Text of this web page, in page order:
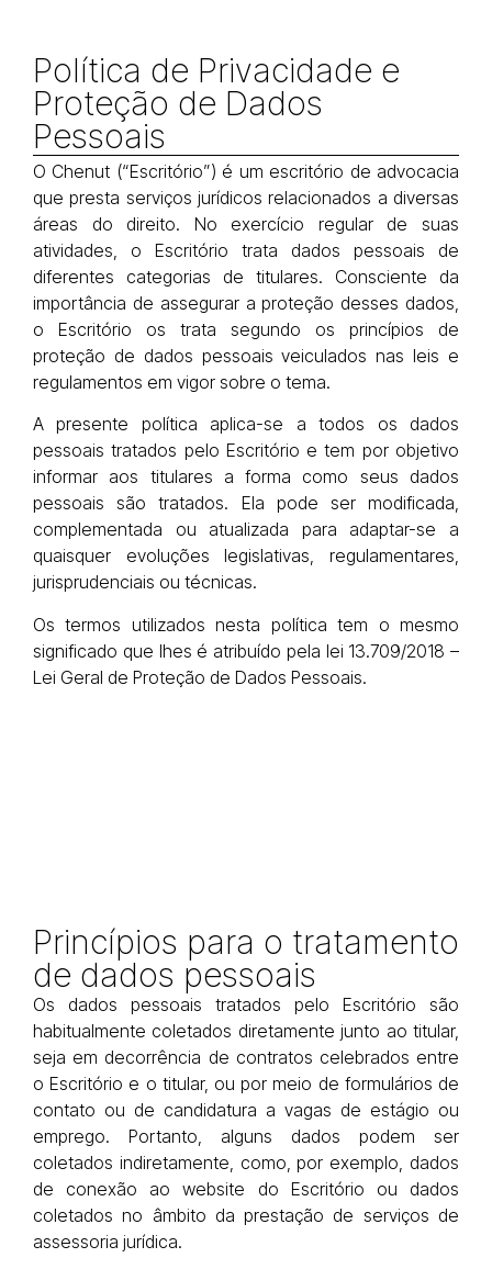
Política de Privacidade e
Proteção de Dados
Pessoais
O Chenut (“Escritório”) é um escritório de advocacia
que presta serviços jurídicos relacionados a diversas
áreas do direito. No exercício regular de suas
atividades, o Escritório trata dados pessoais de
diferentes categorias de titulares. Consciente da
importância de assegurar a proteção desses dados,
o Escritório os trata segundo os princípios de
proteção de dados pessoais veiculados nas leis e
regulamentos em vigor sobre o tema.
A presente política aplica-se a todos os dados
pessoais tratados pelo Escritório e tem por objetivo
informar aos titulares a forma como seus dados
pessoais são tratados. Ela pode ser modificada,
complementada ou atualizada para adaptar-se a
quaisquer evoluções legislativas, regulamentares,
jurisprudenciais ou técnicas.
Os termos utilizados nesta política tem o mesmo
significado que lhes é atribuído pela lei 13.709/2018 –
Lei Geral de Proteção de Dados Pessoais.
Princípios para o tratamento
de dados pessoais
Os dados pessoais tratados pelo Escritório são
habitualmente coletados diretamente junto ao titular,
seja em decorrência de contratos celebrados entre
o Escritório e o titular, ou por meio de formulários de
contato ou de candidatura a vagas de estágio ou
emprego. Portanto, alguns dados podem ser
coletados indiretamente, como, por exemplo, dados
de conexão ao website do Escritório ou dados
coletados no âmbito da prestação de serviços de
assessoria jurídica.